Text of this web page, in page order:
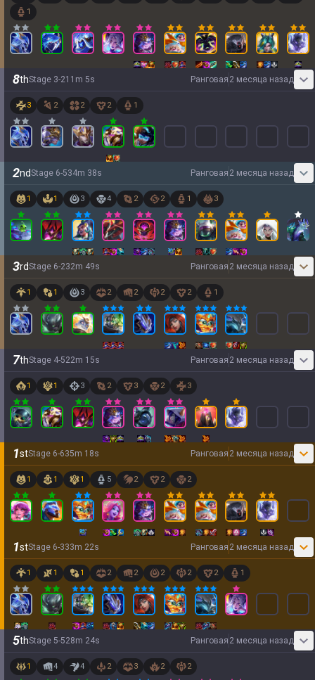
1
8thStage 3-211 m 5s Ранговая 2 месяца назад
3 2 2 2 1
2ndStage 6-534m 38s Ранговая 2 месяца назад
1 1 3 4 2 2 1 3
3rdStage 6-232m 49s Ранговая 2 месяца назад
1 1 3 2 2 2 2 1
7thStage 4-522m 15s Ранговая 2 месяца назад
1 1 3 2 3 2 3
1stStage 6-635m 18s Ранговая 2 месяца назад
1 1 1 5 2 2 2
1stStage 6-333m 22s Ранговая 2 месяца назад
1 1 1 2 2 2 2 2 1
5thStage 5-528m 24s Ранговая 2 месяца назад
1 4 4 2 3 2 2